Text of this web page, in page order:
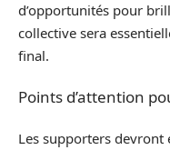
d’opportunités pour
collective sera
final.
Points d’attention
Les supporters devront